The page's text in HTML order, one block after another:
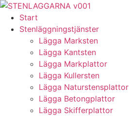
Skip
content
Start
Stenläggningstjänster
Lägga Marksten
Lägga Kantsten
Lägga Markplattor
Lägga Kullersten
Lägga Naturstensplattor
Lägga Betongplattor
Lägga Skifferplattor